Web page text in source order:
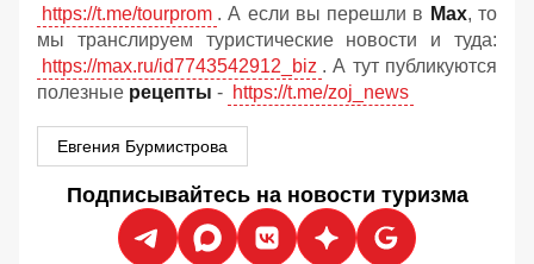
https://t.me/tourprom . А если вы перешли в Мах, то
мы транслируем туристические новости и туда:
https://max.ru/id7743542912_biz . А тут публикуются
полезные рецепты - https://t.me/zoj_news
Евгения Бурмистрова
Подписывайтесь на новости туризма